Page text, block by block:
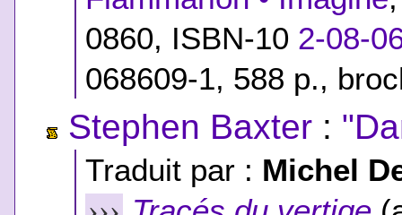
0860, ISBN-10 2-08-
068609-1, 588 p.,
Stephen Baxter :
Traduit par : Michel